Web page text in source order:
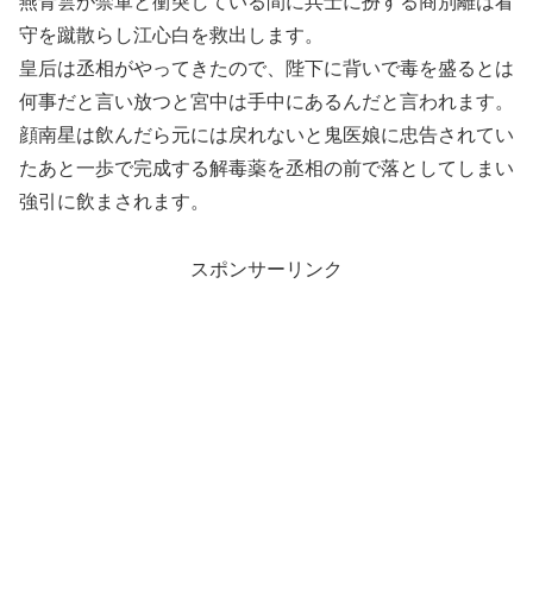
守を蹴散らし江心白を救出します。
皇后は丞相がやってきたので、陛下に背いで毒を盛るとは
何事だと言い放つと宮中は手中にあるんだと言われます。
顔南星は飲んだら元には戻れないと鬼医娘に忠告されてい
たあと一歩で完成する解毒薬を丞相の前で落としてしまい
強引に飲まされます。
スポンサーリンク